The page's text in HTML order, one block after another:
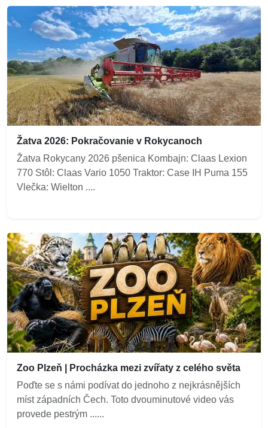
Žatva 2026: Pokračovanie v Rokycanoch
Žatva Rokycany 2026 pšenica Kombajn: Claas Lexion
770 Stôl: Claas Vario 1050 Traktor: Case IH Puma 155
Vlečka: Wielton ....
Zoo Plzeň | Procházka mezi zvířaty z celého světa
Poďte se s námi podívat do jednoho z nejkrásnějších
míst západních Čech. Toto dvouminutové video vás
provede pestrým ......